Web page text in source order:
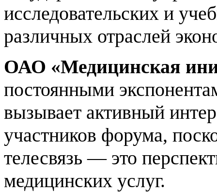
исследовательских и
различных отраслей
ОАО «Медицинская
постоянными
вызывает активный
участников форума,
телесвязь — это
медицинских услуг.